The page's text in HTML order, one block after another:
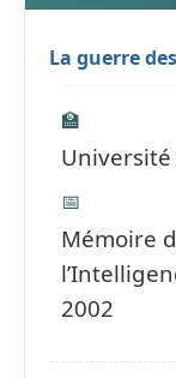
La guerre
🏫
Université
📅
Mémoire
2002